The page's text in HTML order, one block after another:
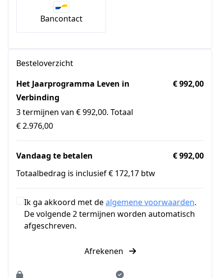
Bancontact
Besteloverzicht
Het Jaarprogramma Leven in
Verbinding
3 termijnen van € 992,00. Totaal
€ 2.976,00
€ 992,00
Vandaag te betalen
€ 992,00
Totaalbedrag is inclusief € 172,17 btw
Ik ga akkoord met dealgemene voorwaarden.
De volgende 2 termijnen worden automatisch
afgeschreven.
Afrekenen